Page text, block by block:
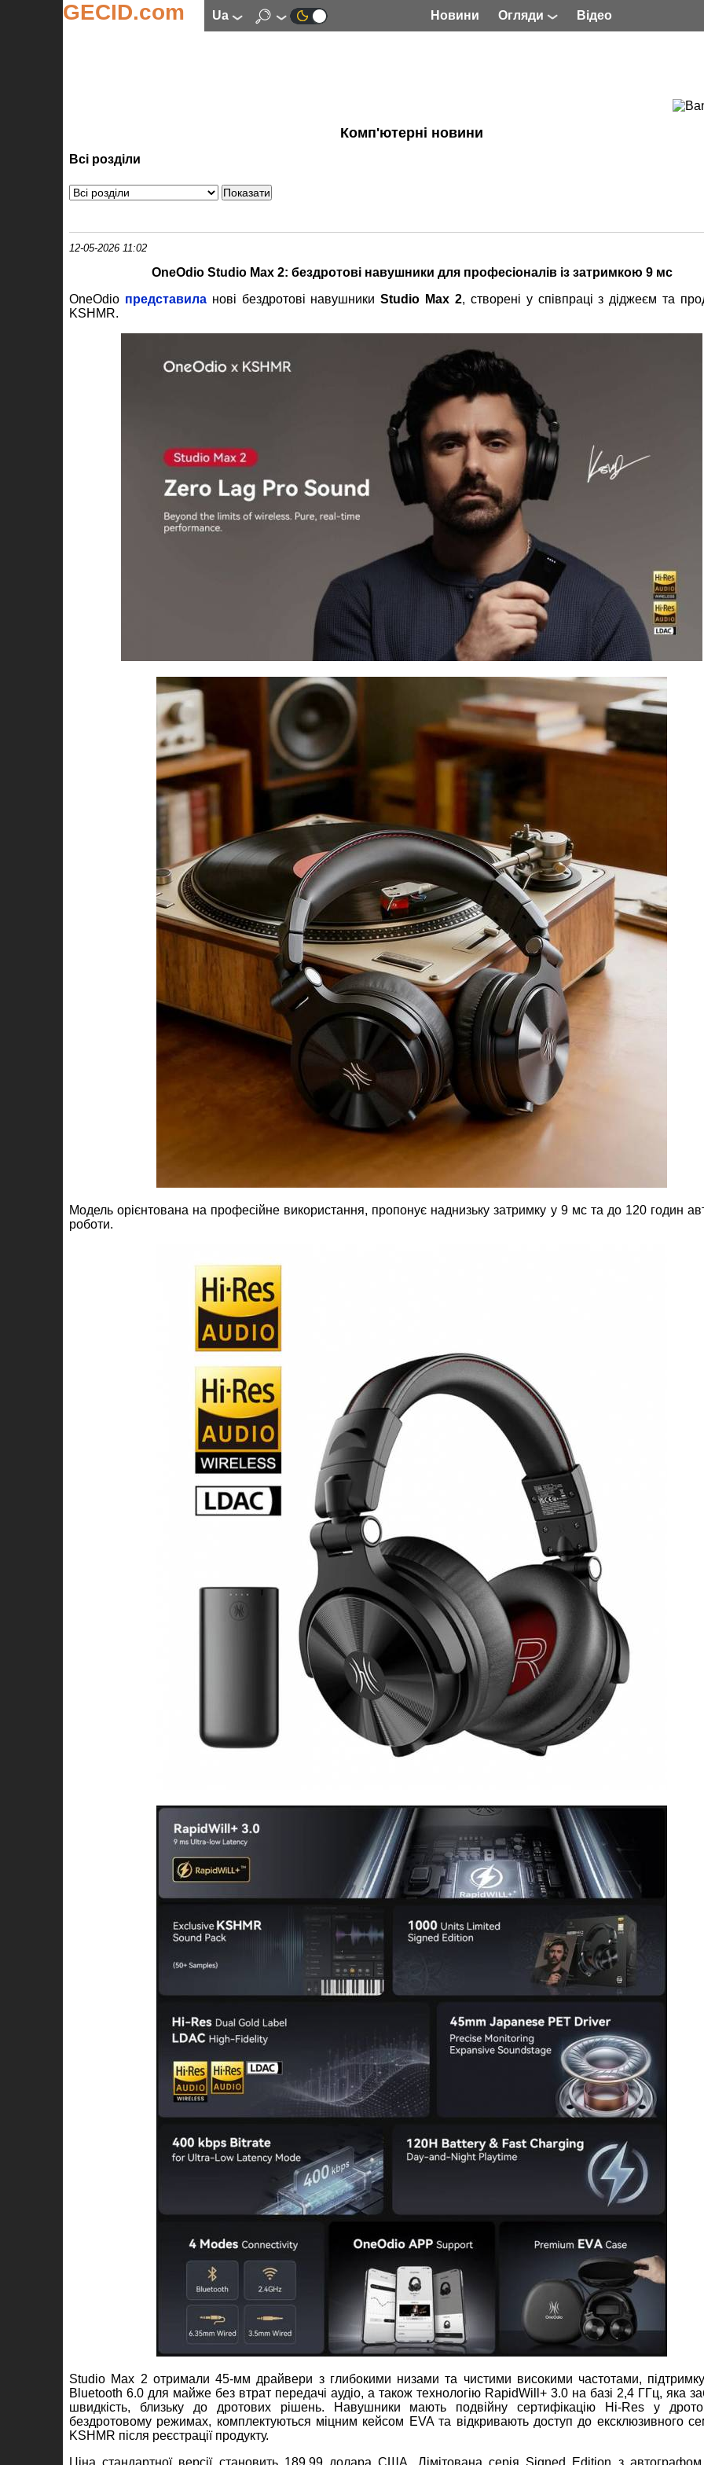
GECID.com ua Новини Огляди Відео
Комп'ютерні новини
Всі розділи
12-05-2026 11:02
OneOdio Studio Max 2: бездротові навушники для професіоналів із затримкою 9 мс
OneOdio представиланові бездротові навушникиStudio Max 2, створені у співпраці з діджеєм та
KSHMR.
Модель орієнтована на професійне використання, пропонує наднизьку затримку у 9 мс та до 120 годин
роботи.
Studio Max 2 отримали 45‑мм драйвери з глибокими низами та чистими високими частотами,
Bluetooth 6.0 для майже без втрат передачі аудіо, а також технологію RapidWill+ 3.0 на базі 2,4 ГГц, яка
швидкість, близьку до дротових рішень. Навушники мають подвійну сертифікацію Hi‑Res у
бездротовому режимах, комплектуються міцним кейсом EVA та відкривають доступ до ексклюзивного
KSHMR після реєстрації продукту.
Ціна стандартної версії становить 189,99 долара США. Лімітована серія Signed Edition з